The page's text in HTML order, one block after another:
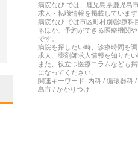
病院なび では、 鹿児島県鹿児島
求人・転職情報を掲載しています
病院なび では市区町村別/診療科
るほか、予約ができる医療機関
です。
病院を探したい時、診療時間を
求人、薬剤師求人情報を知りたい
また、役立つ医療コラムなども
になってください。
関連キーワード: 内科 / 循環器科
島市 / かかりつけ